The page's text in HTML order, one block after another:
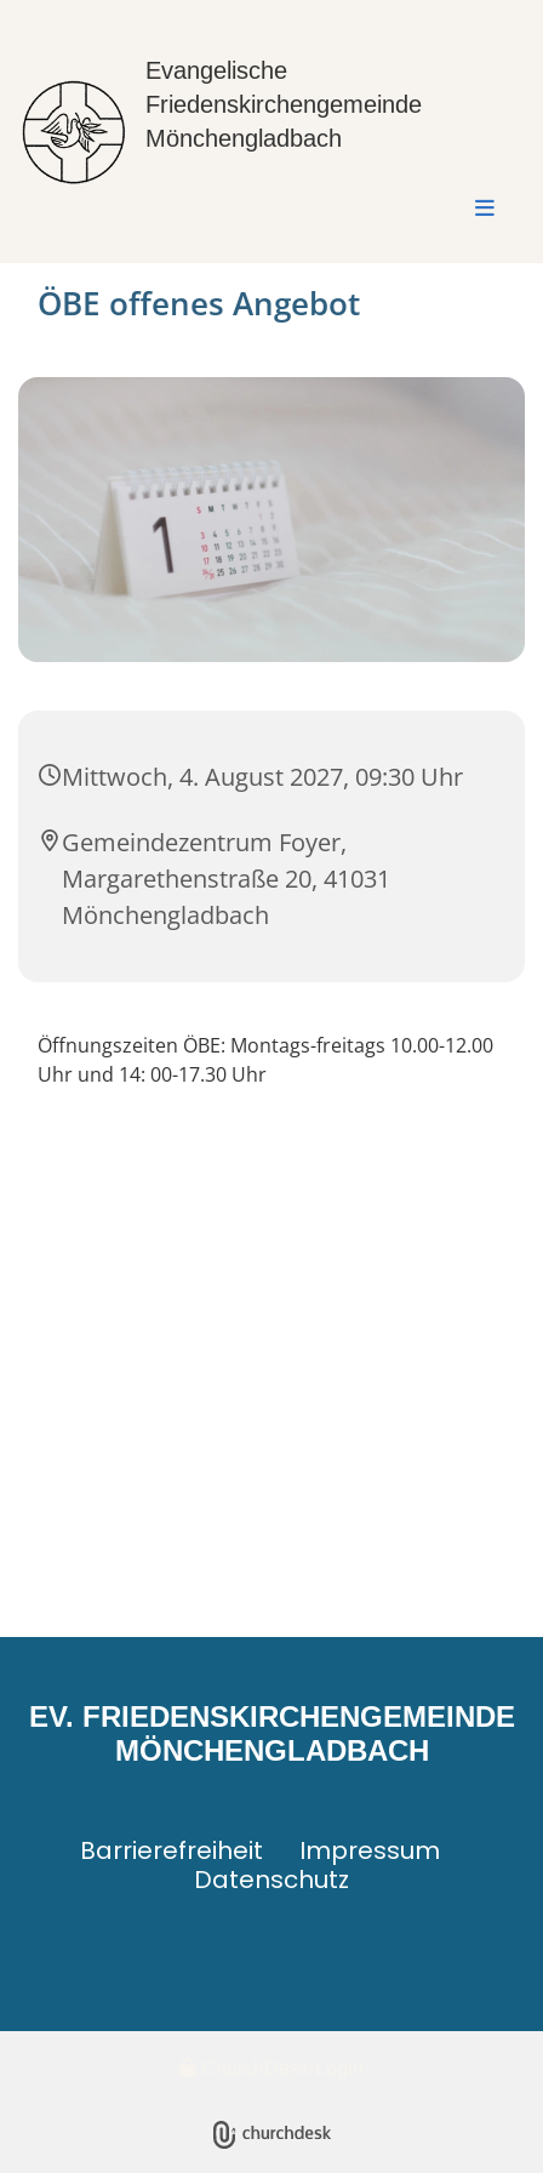
Evangelische
Friedenskirchengemeinde
Mönchengladbach
ÖBE offenes Angebot
Mittwoch, 4. August 2027, 09:30 Uhr
Gemeindezentrum Foyer,
Margarethenstraße 20, 41031
Mönchengladbach
Öffnungszeiten ÖBE: Montags-freitags 10.00-12.00
Uhr und 14: 00-17.30 Uhr
EV. FRIEDENSKIRCHENGEMEINDE
MÖNCHENGLADBACH
Barrierefreiheit
Impressum
Datenschutz